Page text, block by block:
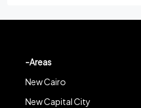
-Areas
New Cairo
New Capital City